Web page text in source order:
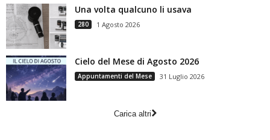
Una volta qualcuno li usava
280 1 Agosto 2026
Cielo del Mese di Agosto 2026
Appuntamenti del Mese 31 Luglio 2026
Carica altri